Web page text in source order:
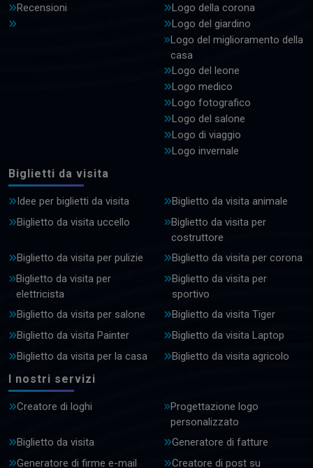
Recensioni
Logo della corona
Logo del giardino
Logo del miglioramento della
casa
Logo del leone
Logo medico
Logo fotografico
Logo del salone
Logo di viaggio
Logo invernale
Biglietti da visita
Idee per biglietti da visita
Biglietto da visita animale
Biglietto da visita uccello
Biglietto da visita per
costruttore
Biglietto da visita per pulizie
Biglietto da visita per corona
Biglietto da visita per
elettricista
Biglietto da visita per
sportivo
Biglietto da visita per salone
Biglietto da visita Tiger
Biglietto da visita Painter
Biglietto da visita Laptop
Biglietto da visita per la casa
Biglietto da visita agricolo
I nostri servizi
Creatore di loghi
Progettazione logo
personalizzato
Biglietto da visita
Generatore di fatture
Generatore di firme e-mail
Creatore di post su